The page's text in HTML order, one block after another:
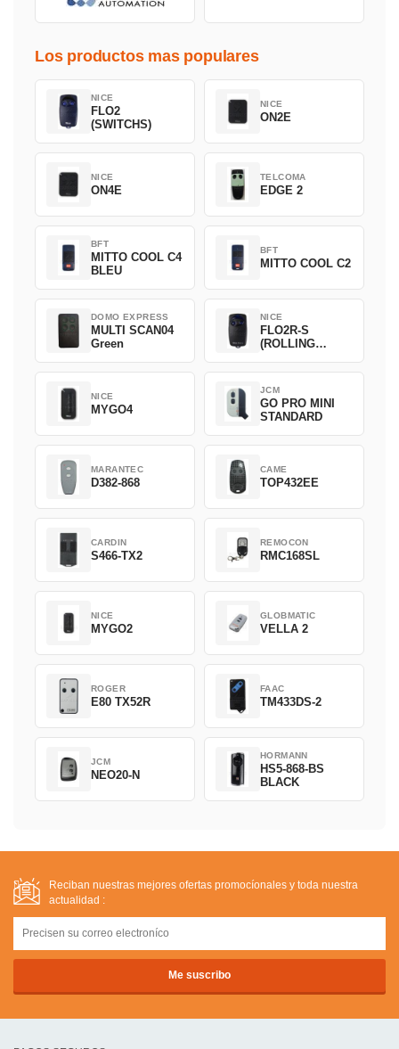
Los productos mas populares
NICE
FLO2
(SWITCHS)
NICE
ON2E
NICE
ON4E
TELCOMA
EDGE 2
BFT
MITTO COOL C4
BLEU
BFT
MITTO COOL C2
DOMO EXPRESS
MULTI SCAN04
Green
NICE
FLO2R-S
(ROLLING
NICE
MYGO4
JCM
GO PRO MINI
STANDARD
MARANTEC
D382-868
CAME
TOP432EE
CARDIN
S466-TX2
REMOCON
RMC168SL
NICE
MYGO2
GLOBMATIC
VELLA 2
ROGER
E80 TX52R
FAAC
TM433DS-2
JCM
NEO20-N
HORMANN
HS5-868-BS
BLACK
Reciban nuestras mejores ofertas promocíonales y toda nuestra
actualidad :